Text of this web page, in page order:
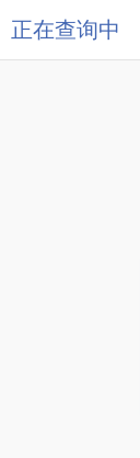
正在查询中